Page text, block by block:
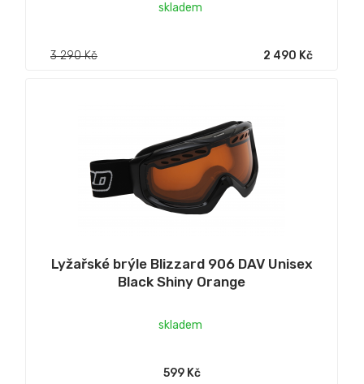
skladem
3 290 Kč 2 490 Kč
Lyžařské brýle Blizzard 906 DAV Unisex
Black Shiny Orange
skladem
599 Kč